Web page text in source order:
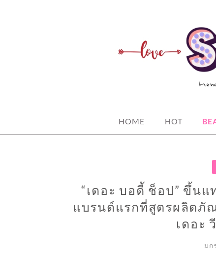
HOME HOT
“เดอะ บอดี้ ช็อป” ขึ้น
แบรนด์แรกที่สูตรผลิตภั
เดอะ
มก